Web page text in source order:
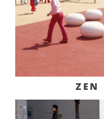
ZEN